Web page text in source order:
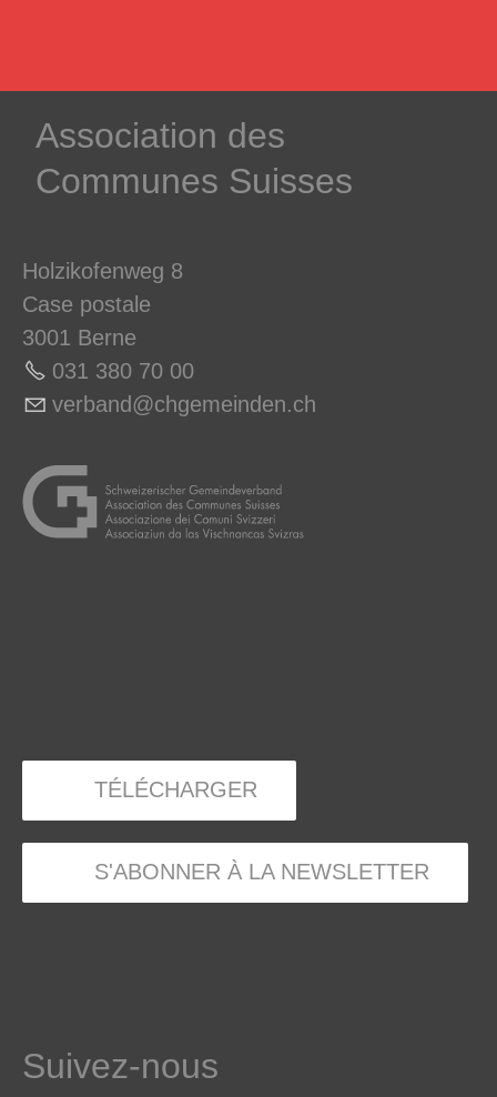
­Association des­
Communes ­Suisses
Holzikofenweg 8
Case postale
3001 Berne
031 380 70 00
v rb nd chg m nd n ch
TÉLÉCHARGER
S'ABONNER À LA NEWSLETTER
Suivez-nous